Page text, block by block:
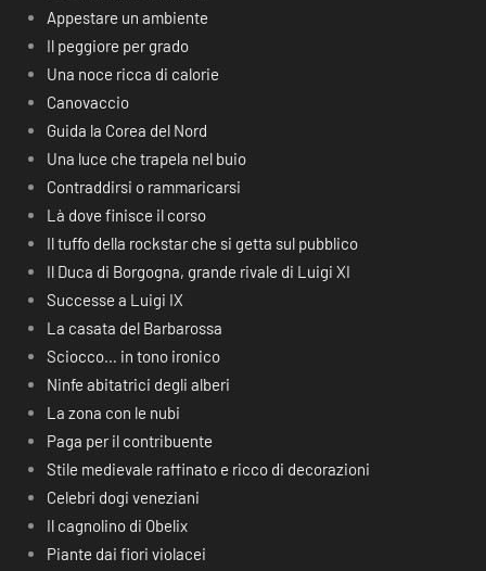
Appestare un ambiente
Il peggiore per grado
Una noce ricca di calorie
Canovaccio
Guida la Corea del Nord
Una luce che trapela nel buio
Contraddirsi o rammaricarsi
Là dove finisce il corso
Il tuffo della rockstar che si getta sul pubblico
Il Duca di Borgogna, grande rivale di Luigi XI
Successe a Luigi IX
La casata del Barbarossa
Sciocco… in tono ironico
Ninfe abitatrici degli alberi
La zona con le nubi
Paga per il contribuente
Stile medievale raffinato e ricco di decorazioni
Celebri dogi veneziani
Il cagnolino di Obelix
Piante dai fiori violacei